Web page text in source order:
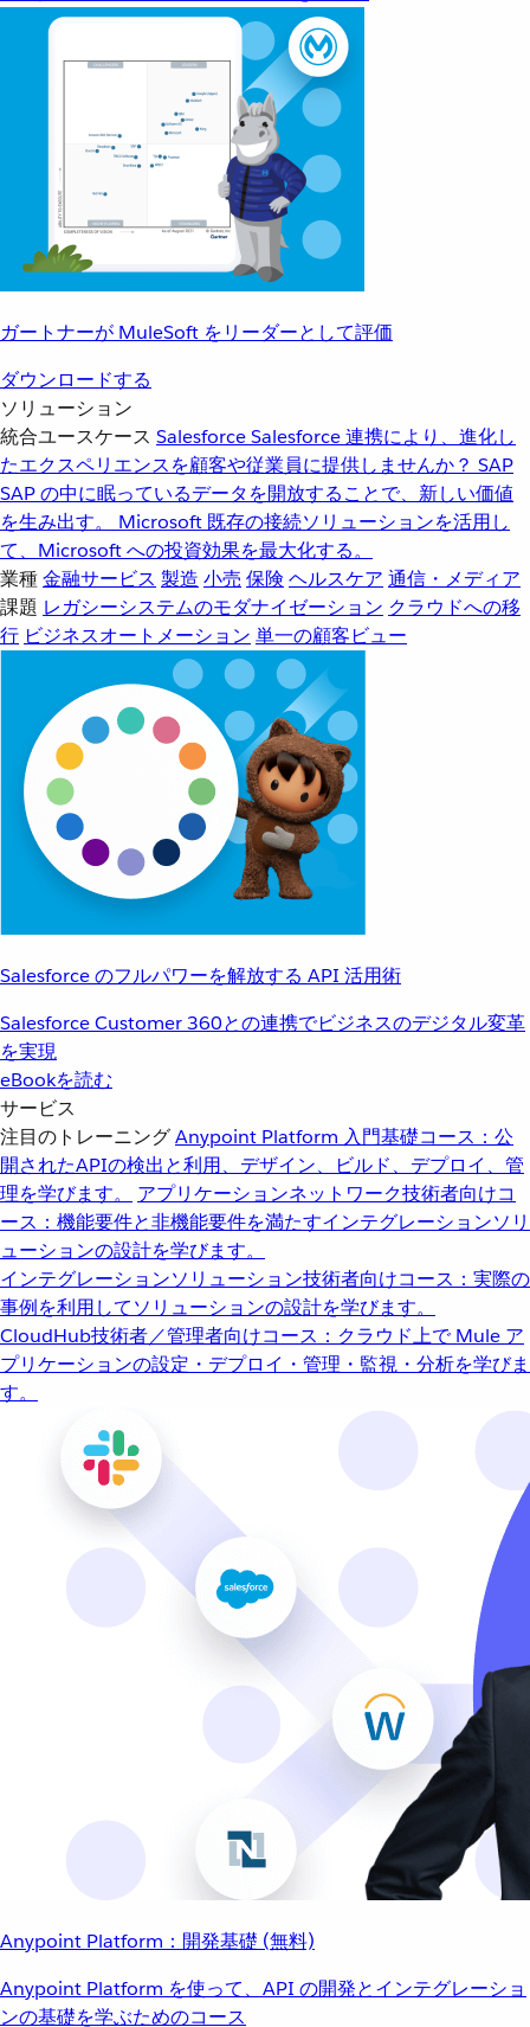
ガートナーが MuleSoft をリーダーとして評価
ダウンロードする
ソリューション
統合ユースケース SalesforceSalesforce 連携により、進化し
たエクスペリエンスを顧客や従業員に提供しませんか？ SAP
SAP の中に眠っているデータを開放することで、新しい価値
を生み出す。
Microsoft 既存の接続ソリューションを活用し
て、Microsoft への投資効果を最大化する。
業種金融サービス 製造 小売 保険 ヘルスケア 通信・メディア
課題 レガシーシステムのモダナイゼーション クラウドへの移
行 ビジネスオートメーション 単一の顧客ビュー
Salesforce のフルパワーを解放する API 活用術
Salesforce Customer 360との連携でビジネスのデジタル変革
を実現
eBookを読む
サービス
注目のトレーニングAnypoint Platform 入門基礎コース：公
開されたAPIの検出と利用、デザイン、ビルド、デプロイ、管
理を学びます。
アプリケーションネットワーク技術者向けコ
ース：機能要件と非機能要件を満たすインテグレーションソリ
ューションの設計を学びます。
インテグレーションソリューション技術者向けコース：実際の
事例を利用してソリューションの設計を学びます。
CloudHub技術者／管理者向けコース：クラウド上で Mule ア
プリケーションの設定・デプロイ・管理・監視・分析を学びま
す。
Anypoint Platform：開発基礎 (無料)
Anypoint Platform を使って、API の開発とインテグレーショ
ンの基礎を学ぶためのコース